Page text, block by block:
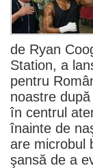
de Ryan
Station, a
pentru
noastre
în centrul
înainte de
are microbul
şansă de a